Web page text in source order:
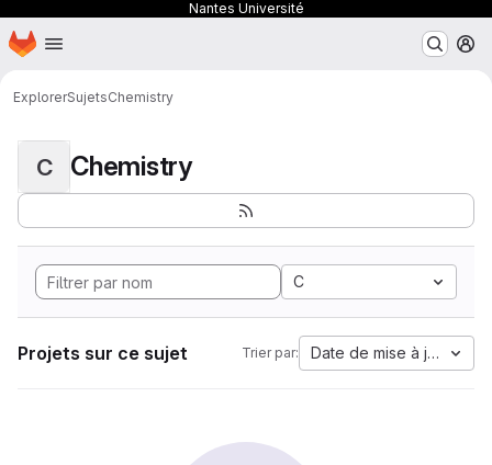
Nantes Université
Passer au contenu principal
Page d'accueil
ExplorerSujetsChemistry
C Chemistry
C
Projets sur ce sujet Trier par: Date de mise à jour